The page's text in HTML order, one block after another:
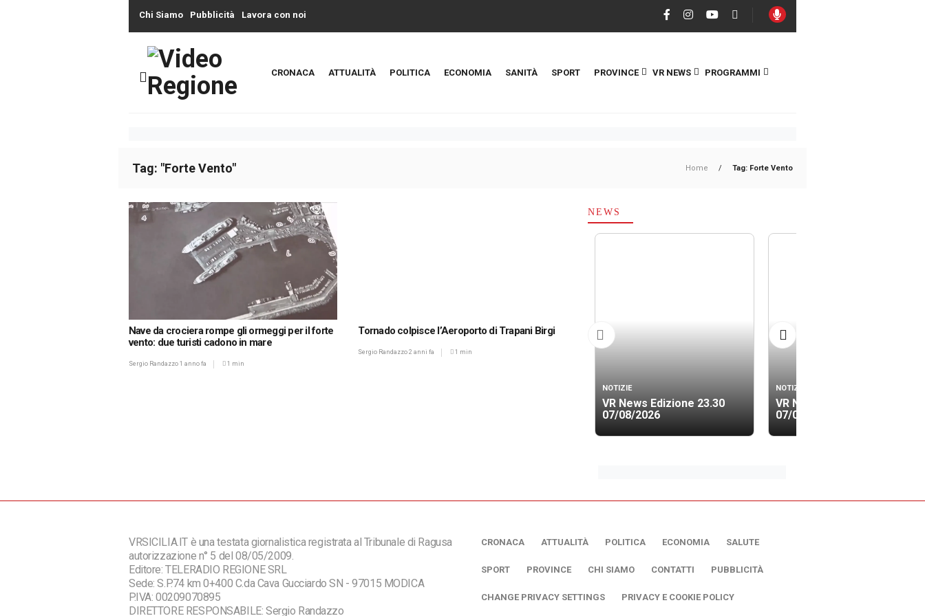
Chi Siamo Pubblicità Lavora con noi
CRONACA ATTUALITÀ POLITICA ECONOMIA SANITÀ SPORT PROVINCE VR NEWS PROGRAMMI
Tag: "Forte Vento" Home / Tag: Forte Vento
Nave da crociera rompe gli ormeggi per il forte
vento: due turisti cadono in mare
Sergio Randazzo 1 anno fa 1 min
Tornado colpisce l’Aeroporto di Trapani Birgi
Sergio Randazzo2 anni fa 1 min
NEWS
NOTIZIE
VR News Edizione 23.30
07/08/2026
NOTIZIE
VR News Edizione 19.40
07/08/2026
VRSICILIA.IT è una testata giornalistica registrata al Tribunale di Ragusa
autorizzazione n° 5 del 08/05/2009.
Editore: TELERADIO REGIONE SRL
Sede: S.P.74 km 0+400 C.da Cava Gucciardo SN - 97015 MODICA
P.IVA: 00209070895
DIRETTORE RESPONSABILE: Sergio Randazzo
CRONACA ATTUALITÀ POLITICA ECONOMIA SALUTE
SPORT PROVINCE CHI SIAMO CONTATTI PUBBLICITÀ
CHANGE PRIVACY SETTINGS PRIVACY E COOKIE POLICY